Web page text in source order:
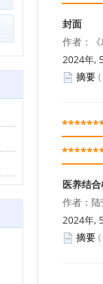
封面
作者：
2024年,
摘要 (
医养结
作者：
2024年,
摘要 (